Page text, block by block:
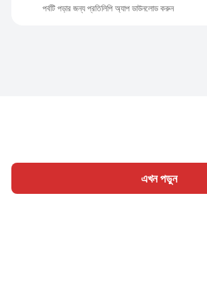
এখন পড়ুন
পর্বটি পড়ার জন্য প্রতিলিপি অ্যাপ ডাউনলোড করুন
হোম শ্রেণী লিখুন